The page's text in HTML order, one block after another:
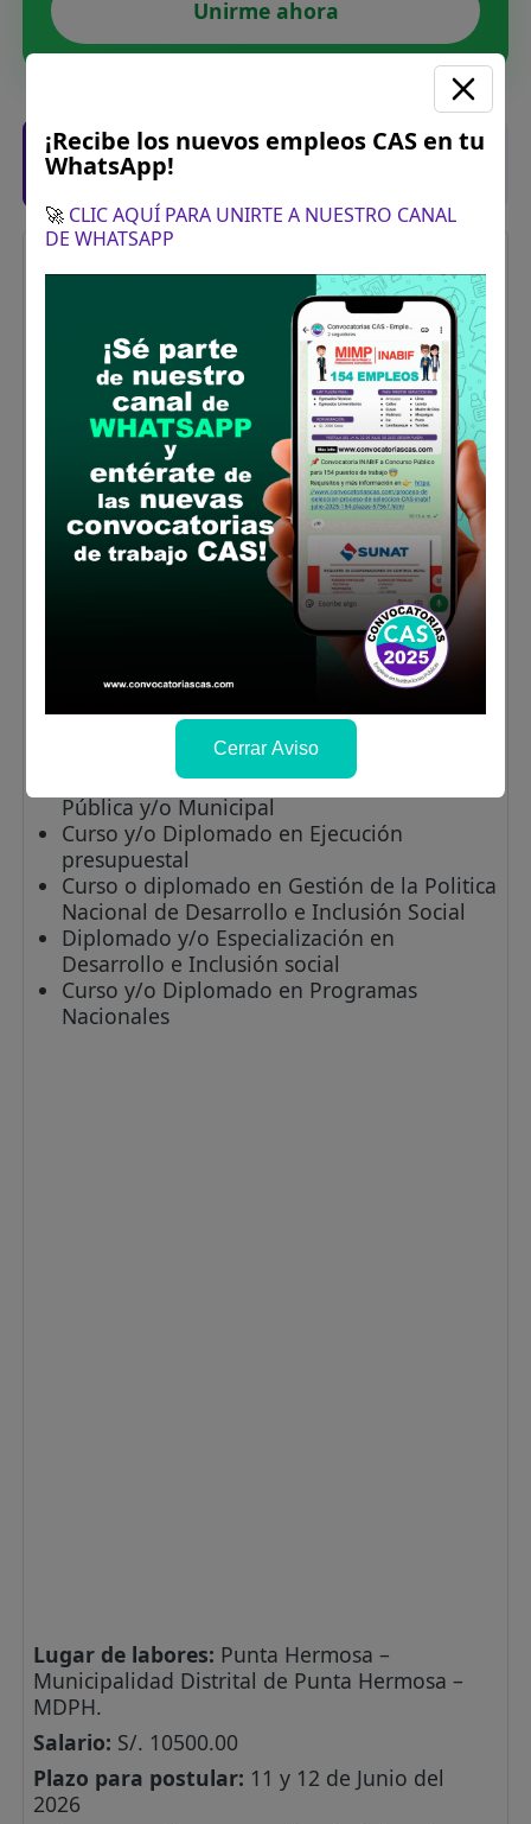
Unirme ahora
Posiciones solicitadas y links de las
bases
Vacantes: 1
Profesiones/Oficios:
Titulado universitario en turismo,
comunicación, administración de empresas,
o afines.
Experiencia:
Experiencia General: 5 años.
Experiencia Específica en la función o la
Experiencia Específica en el sector público:
Nivel mínimo de puesto que se requiere
como experiencia especifica: 1 año en el
nivel de coordinador o Gerente.
Cursos y/o programas de especialización:
Diplomado y/o Especialización en Gestión
Pública y/o Municipal
Curso y/o Diplomado en Ejecución
presupuestal
Curso o diplomado en Gestión de la Politica
Nacional de Desarrollo e Inclusión Social
Diplomado y/o Especialización en
Desarrollo e Inclusión social
Curso y/o Diplomado en Programas
Nacionales
Lugar de labores: Punta Hermosa –
Municipalidad Distrital de Punta Hermosa –
MDPH.
Salario: S/. 10500.00
Plazo para postular: 11 y 12 de Junio del
2026
¡Recibe los nuevos empleos CAS en tu
WhatsApp!
🚀 CLIC AQUÍ PARA UNIRTE A NUESTRO CANAL
DE WHATSAPP
Cerrar Aviso